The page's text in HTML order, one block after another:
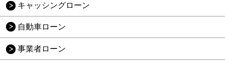
キャッシングローン
自動車ローン
事業者ローン